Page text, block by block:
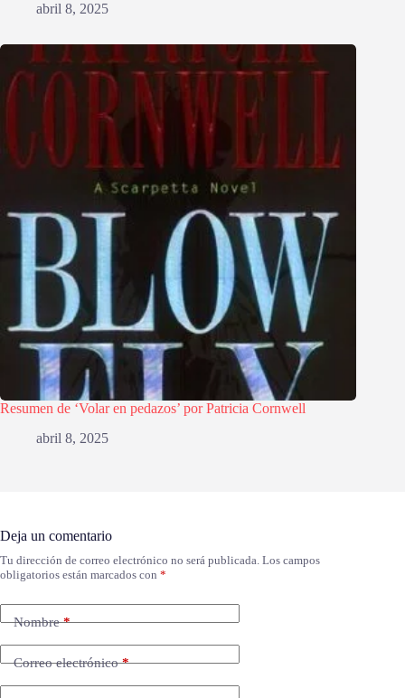
abril 8, 2025
Resumen de ‘Volar en pedazos’ por Patricia Cornwell
abril 8, 2025
Deja un comentario
Tu dirección de correo electrónico no será publicada. Los campos
obligatorios están marcados con *
Nombre*
Correo electrónico*